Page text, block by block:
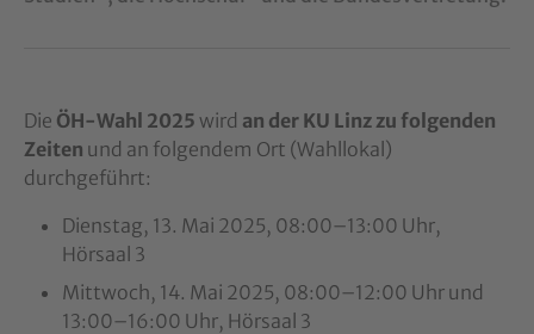
Die ÖH-Wahl 2025 wird an der KU Linz zu folgenden
Zeiten und an folgendem Ort (Wahllokal)
durchgeführt:
Dienstag, 13. Mai 2025, 08:00–13:00 Uhr,
Hörsaal 3
Mittwoch, 14. Mai 2025, 08:00–12:00 Uhr und
13:00–16:00 Uhr, Hörsaal 3